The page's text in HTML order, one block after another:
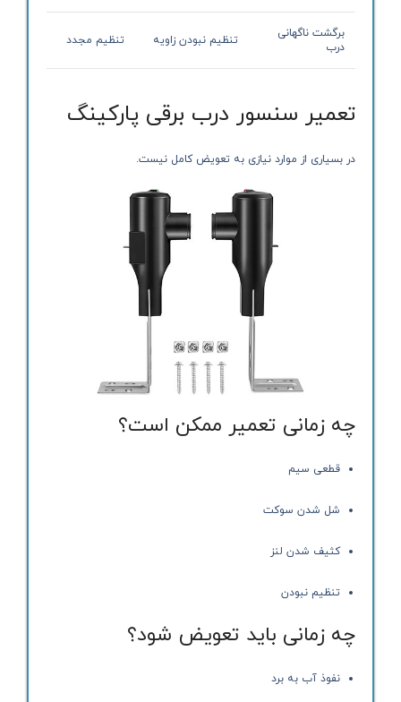
برگشت ناگهانی
درب
تنظیم نبودن زاویه تنظیم مجدد
تعمیر سنسور درب برقی پارکینگ
در بسیاری از موارد نیازی به تعویض کامل نیست.
چه زمانی تعمیر ممکن است؟
قطعی سیم
شل شدن سوکت
کثیف شدن لنز
تنظیم نبودن
چه زمانی باید تعویض شود؟
نفوذ آب به برد